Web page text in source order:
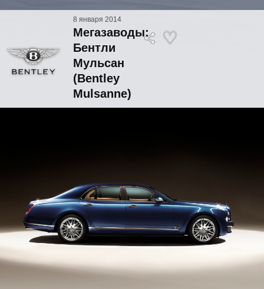
8 января 2014
Мегазаводы:
Бентли
Мульсан
(Bentley
Mulsanne)